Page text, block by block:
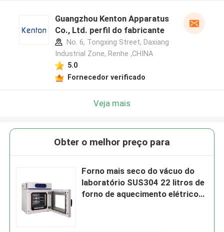
Guangzhou Kenton Apparatus
Co., Ltd. perfil do fabricante
No. 6, Tongxing Street, Daxiang
Industrial Zone, Renhe ,CHINA
5.0
Fornecedor verificado
Veja mais
Obter o melhor preço para
Forno mais seco do vácuo do
laboratório SUS304 22 litros de
forno de aquecimento elétrico